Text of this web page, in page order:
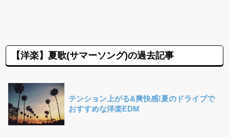
【洋楽】夏歌(サマーソング)の過去記事
テンション上がる&爽快感!夏のドライブで
おすすめな洋楽EDM